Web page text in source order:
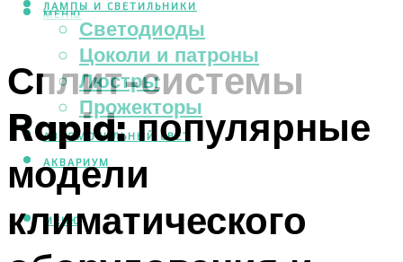
ЛАМПЫ И СВЕТИЛЬНИКИ
Светодиоды
Цоколи и патроны
Люстры
Прожекторы
АВТОМОБИЛЬНЫЙ СВЕТ
АКВАРИУМ
МЕНЮ
МЕНЮ
Сплит-системы
Rapid: популярные
модели
климатического